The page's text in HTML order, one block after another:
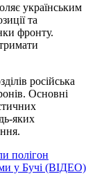
українським
та
фронту.
російська
Основні
яких
полігон
у Бучі (ВІДЕО)